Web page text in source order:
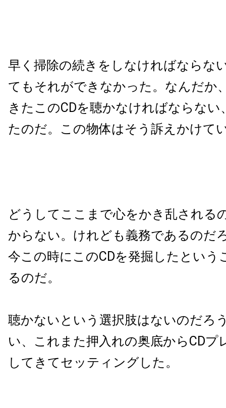
早く掃除の続きをしなければならな
てもそれができなかった。なんだか
きたこのCDを聴かなければならな
たのだ。この物体はそう訴えかけて
どうしてここまで心をかき乱される
からない。けれども義務であるのだ
今この時にこのCDを発掘したという
るのだ。
聴かないという選択肢はないのだろ
い、これまた押入れの奥底からCDプ
してきてセッティングした。